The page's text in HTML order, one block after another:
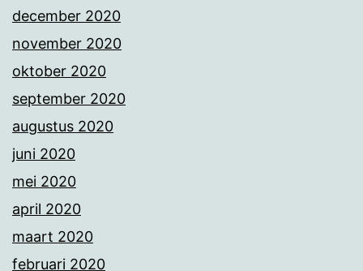
december 2020
november 2020
oktober 2020
september 2020
augustus 2020
juni 2020
mei 2020
april 2020
maart 2020
februari 2020